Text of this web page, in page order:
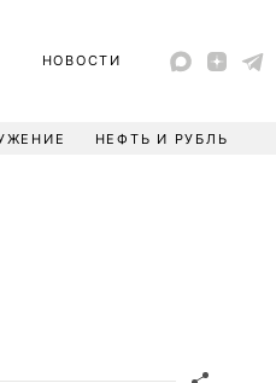
НОВОСТИ
НЕФТЬ И РУБЛЬ